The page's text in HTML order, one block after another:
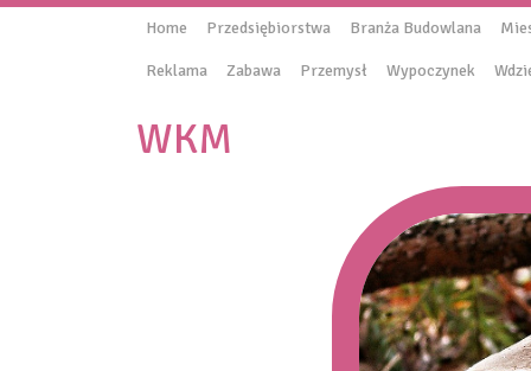
Home Przedsiębiorstwa Branża Budowlana
Reklama Zabawa Przemysł Wypoczynek
WKM